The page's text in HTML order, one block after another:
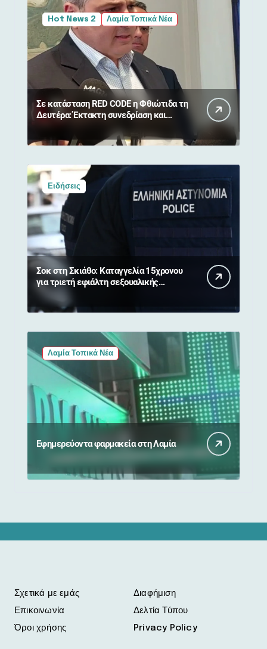
Hot News 2 Λαμία Τοπικά Νέα
Σε κατάσταση RED CODE η Φθιώτιδα τη
Δευτέρα: Έκτακτη συνεδρίαση και
απαγόρευση κυκλοφορίας σε δάση
Ειδήσεις
Σοκ στη Σκιάθο: Καταγγελία 15χρονου
για τριετή εφιάλτη σεξουαλικής
κακοποίησης και εκβιασμών από
17χρονο
Λαμία Τοπικά Νέα
Εφημερεύοντα φαρμακεία στη Λαμία
Σχετικά με εμάς
Επικοινωνία
Όροι χρήσης
Διαφήμιση
Δελτία Τύπου
Privacy Policy